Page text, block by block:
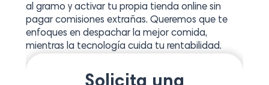
al gramo y activar tu propia tienda online sin
pagar comisiones extrañas. Queremos que te
enfoques en despachar la mejor comida,
mientras la tecnología cuida tu rentabilidad.